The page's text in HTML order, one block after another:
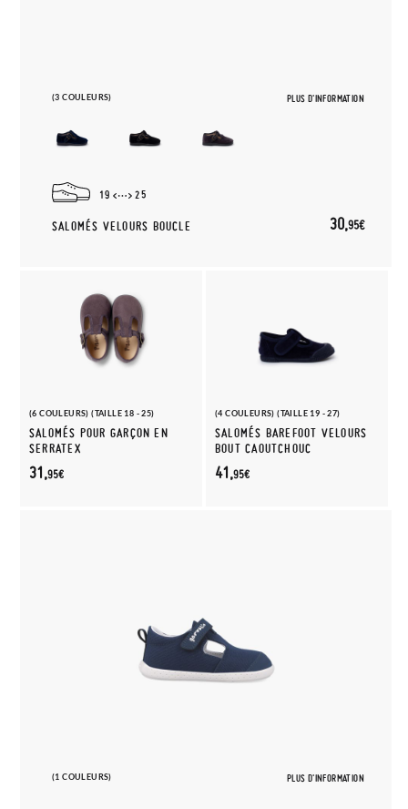
(3 COULEURS) PLUS D'INFORMATION
19 25
SALOMÉS VELOURS BOUCLE 30,95€
(6 COULEURS) (TAILLE 18 - 25)
SALOMÉS POUR GARÇON EN
SERRATEX
31,95€
(4 COULEURS) (TAILLE 19 - 27)
SALOMÉS BAREFOOT VELOURS
BOUT CAOUTCHOUC
41,95€
(1 COULEURS) PLUS D'INFORMATION